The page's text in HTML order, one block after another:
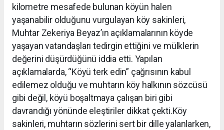
kilometre mesafede bulunan köyün halen
yaşanabilir olduğunu vurgulayan köy sakinleri,
Muhtar Zekeriya Beyaz’ın açıklamalarının köyde
yaşayan vatandaşları tedirgin ettiğini ve mülklerin
değerini düşürdüğünü iddia etti. Yapılan
açıklamalarda, “Köyü terk edin” çağrısının kabul
edilemez olduğu ve muhtarın köy halkının sözcüsü
gibi değil, köyü boşaltmaya çalışan biri gibi
davrandığı yönünde eleştiriler dikkat çekti.Köy
sakinleri, muhtarın sözlerini sert bir dille yalanlarken,